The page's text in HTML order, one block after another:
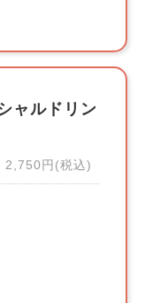
ャルドリン
2,750円(税込)